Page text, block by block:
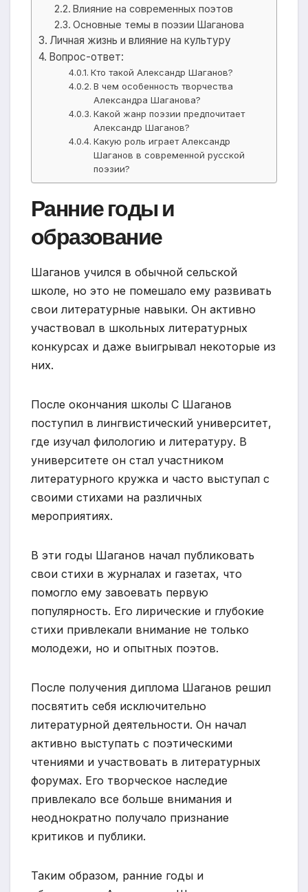
Влияние на современных поэтов
Основные темы в поэзии Шаганова
Личная жизнь и влияние на культуру
Вопрос-ответ:
Кто такой Александр Шаганов?
В чем особенность творчества
Александра Шаганова?
Какой жанр поэзии предпочитает
Александр Шаганов?
Какую роль играет Александр
Шаганов в современной русской
поэзии?
Ранние годы и
образование
Шаганов учился в обычной сельской
школе, но это не помешало ему развивать
свои литературные навыки. Он активно
участвовал в школьных литературных
конкурсах и даже выигрывал некоторые из
них.
После окончания школы С Шаганов
поступил в лингвистический университет,
где изучал филологию и литературу. В
университете он стал участником
литературного кружка и часто выступал с
своими стихами на различных
мероприятиях.
В эти годы Шаганов начал публиковать
свои стихи в журналах и газетах, что
помогло ему завоевать первую
популярность. Его лирические и глубокие
стихи привлекали внимание не только
молодежи, но и опытных поэтов.
После получения диплома Шаганов решил
посвятить себя исключительно
литературной деятельности. Он начал
активно выступать с поэтическими
чтениями и участвовать в литературных
форумах. Его творческое наследие
привлекало все больше внимания и
неоднократно получало признание
критиков и публики.
Таким образом, ранние годы и